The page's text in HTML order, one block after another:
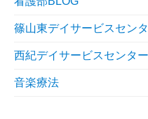
篠山東デイサービスセン
西紀デイサービスセンター
音楽療法